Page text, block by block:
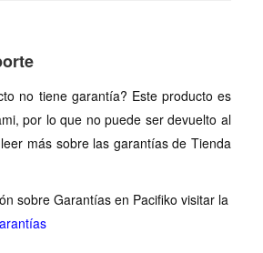
no tiene garantía? Este producto es
por lo que no puede ser devuelto al
más sobre las garantías de Tienda
sobre Garantías en Pacifiko visitar la